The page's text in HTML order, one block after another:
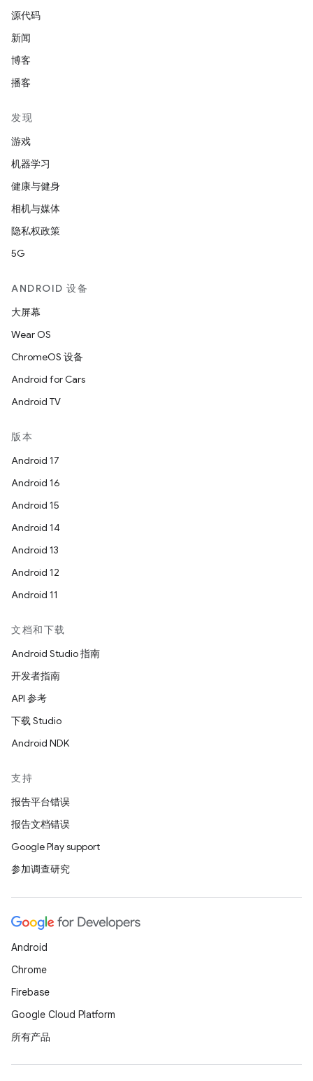
源代码
新闻
博客
播客
发现
游戏
机器学习
健康与健身
相机与媒体
隐私权政策
5G
ANDROID 设备
大屏幕
Wear OS
ChromeOS 设备
Android for Cars
Android TV
版本
Android 17
Android 16
Android 15
Android 14
Android 13
Android 12
Android 11
文档和下载
Android Studio 指南
开发者指南
API 参考
下载 Studio
Android NDK
支持
报告平台错误
报告文档错误
Google Play support
参加调查研究
Android
Chrome
Firebase
Google Cloud Platform
所有产品